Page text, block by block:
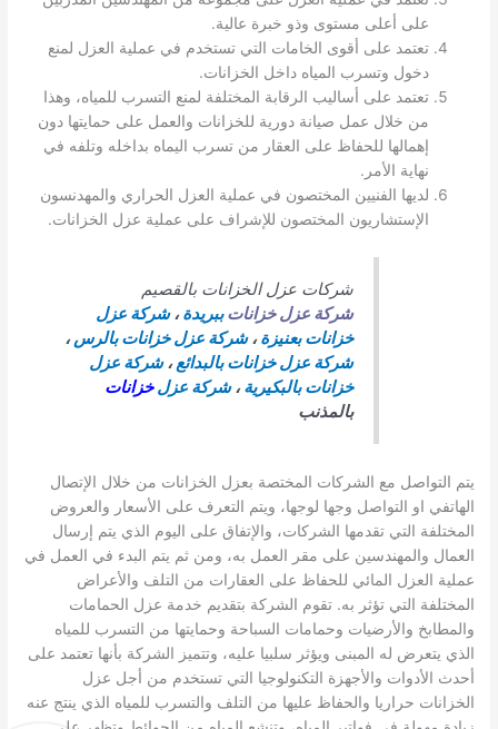
على أعلى مستوى وذو خبرة عالية.
تعتمد على أقوى الخامات التي تستخدم في عملية العزل لمنع
دخول وتسرب المياه داخل الخزانات.
تعتمد على أساليب الرقابة المختلفة لمنع التسرب للمياه، وهذا
من خلال عمل صيانة دورية للخزانات والعمل على حمايتها دون
إهمالها للحفاظ على العقار من تسرب اليماه بداخله وتلفه في
نهاية الأمر.
لديها الفنيين المختصون في عملية العزل الحراري والمهدنسون
الإستشاريون المختصون للإشراف على عملية عزل الخزانات.
شركات عزل الخزانات بالقصيم
شركة عزل خزاناتببريدة،شركة عزل
خزانات بعنيزة،شركة عزل خزانات بالرس،
شركة عزل خزانات بالبدائع،شركة عزل
خزانات بالبكيرية،شركة عزلخزانات
بالمذنب
يتم التواصل مع الشركات المختصة بعزل الخزانات من خلال الإتصال
الهاتفي او التواصل وجها لوجها، ويتم التعرف على الأسعار والعروض
المختلفة التي تقدمها الشركات، والإتفاق على اليوم الذي يتم إرسال
العمال والمهندسين على مقر العمل به، ومن ثم يتم البدء في العمل في
عملية العزل المائي للحفاظ على العقارات من التلف والأعراض
المختلفة التي تؤثر به. تقوم الشركة بتقديم خدمة عزل الحمامات
والمطابخ والأرضيات وحمامات السباحة وحمايتها من التسرب للمياه
الذي يتعرض له المبنى ويؤثر سلبيا عليه، وتتميز الشركة بأنها تعتمد على
أحدث الأدوات والأجهزة التكنولوجيا التي تستخدم من أجل عزل
الخزانات حراريا والحفاظ عليها من التلف والتسرب للمياه الذي ينتج عنه